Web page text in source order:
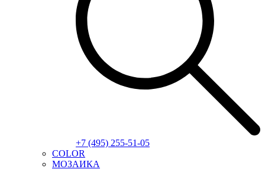
+7 (495) 255-51-05
COLOR
МОЗАИКА